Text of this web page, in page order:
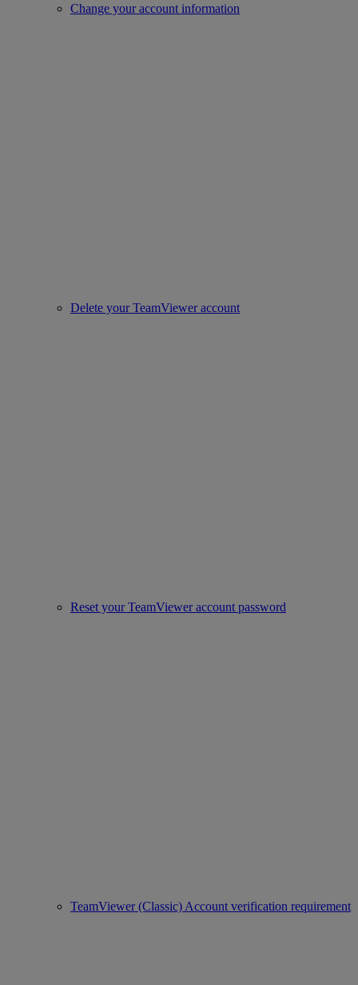
Change your account information
Delete your TeamViewer account
Reset your TeamViewer account password
TeamViewer (Classic) Account verification requirement